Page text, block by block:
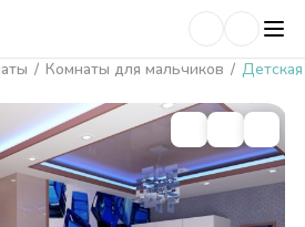
/ Комнаты для мальчиков /